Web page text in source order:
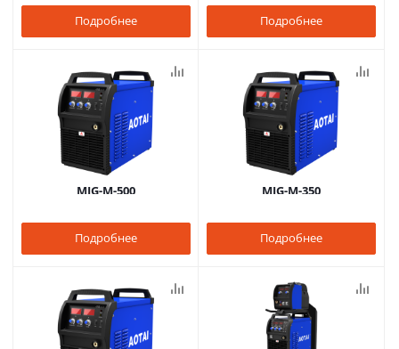
Подробнее Подробнее
MIG-M-500
Подробнее
MIG-M-350
Подробнее